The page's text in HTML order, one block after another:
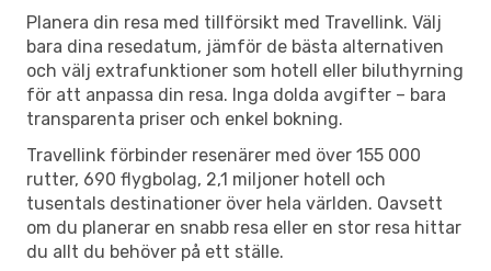
Planera din resa med tillförsikt med Travellink. Välj
bara dina resedatum, jämför de bästa alternativen
och välj extrafunktioner som hotell eller biluthyrning
för att anpassa din resa. Inga dolda avgifter – bara
transparenta priser och enkel bokning.
Travellink förbinder resenärer med över 155 000
rutter, 690 flygbolag, 2,1 miljoner hotell och
tusentals destinationer över hela världen. Oavsett
om du planerar en snabb resa eller en stor resa hittar
du allt du behöver på ett ställe.